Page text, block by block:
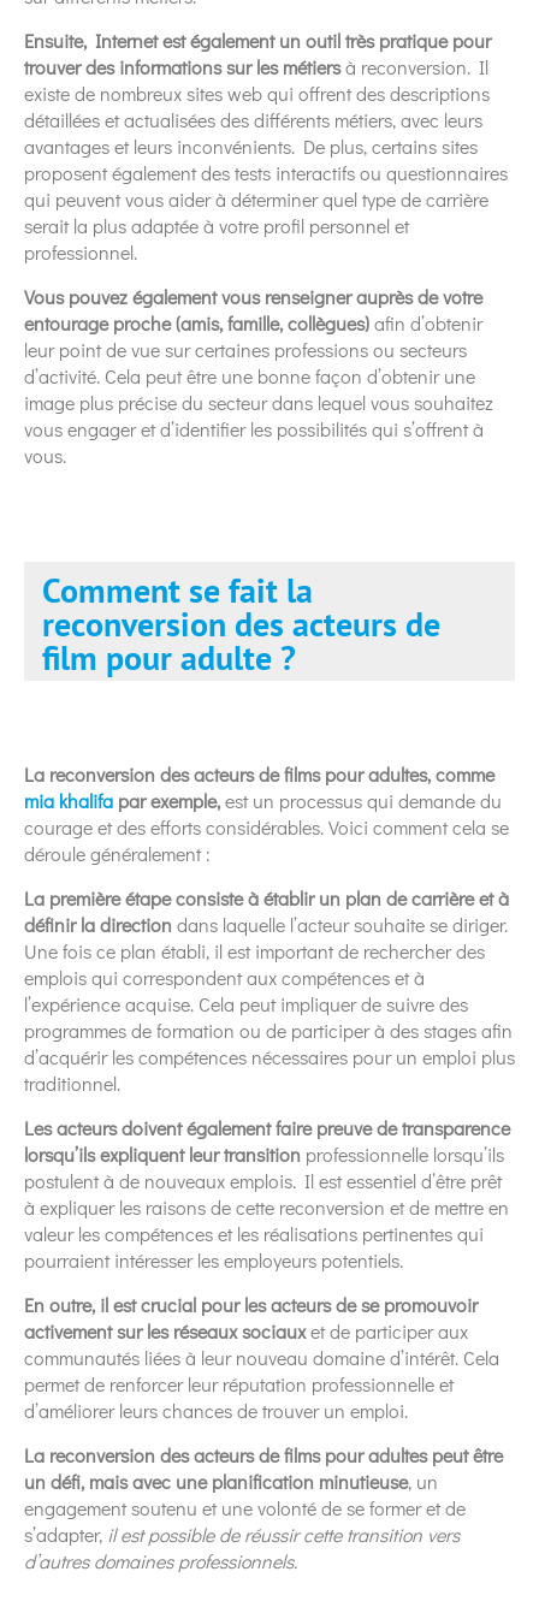
Ensuite, Internet est également un outil très pratique pour
trouver des informations sur les métiersà reconversion. Il
existe de nombreux sites web qui offrent des descriptions
détaillées et actualisées des différents métiers, avec leurs
avantages et leurs inconvénients. De plus, certains sites
proposent également des tests interactifs ou questionnaires
qui peuvent vous aider à déterminer quel type de carrière
serait la plus adaptée à votre profil personnel et
professionnel.
Vous pouvez également vous renseigner auprès de votre
entourage proche (amis, famille, collègues)afin d’obtenir
leur point de vue sur certaines professions ou secteurs
d’activité. Cela peut être une bonne façon d’obtenir une
image plus précise du secteur dans lequel vous souhaitez
vous engager et d’identifier les possibilités qui s’offrent à
vous.
Comment se fait la
reconversion des acteurs de
film pour adulte ?
La reconversion des acteurs de films pour adultes, comme
mia khalifa par exemple,est un processus qui demande du
courage et des efforts considérables. Voici comment cela se
déroule généralement :
La première étape consiste à établir un plan de carrière et à
définir la direction dans laquelle l’acteur souhaite se diriger.
Une fois ce plan établi, il est important de rechercher des
emplois qui correspondent aux compétences et à
l’expérience acquise. Cela peut impliquer de suivre des
programmes de formation ou de participer à des stages afin
d’acquérir les compétences nécessaires pour un emploi plus
traditionnel.
Les acteurs doivent également faire preuve de transparence
lorsqu’ils expliquent leur transition professionnelle lorsqu’ils
postulent à de nouveaux emplois. Il est essentiel d’être prêt
à expliquer les raisons de cette reconversion et de mettre en
valeur les compétences et les réalisations pertinentes qui
pourraient intéresser les employeurs potentiels.
En outre, il est crucial pour les acteurs de se promouvoir
activement sur les réseaux sociauxet de participer aux
communautés liées à leur nouveau domaine d’intérêt. Cela
permet de renforcer leur réputation professionnelle et
d’améliorer leurs chances de trouver un emploi.
La reconversion des acteurs de films pour adultes peut être
un défi, mais avec une planification minutieuse, un
engagement soutenu et une volonté de se former et de
s’adapter, il est possible de réussir cette transition vers
d’autres domaines professionnels.